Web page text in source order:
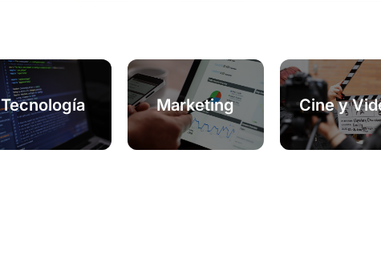
Tecnología Marketing Cine y